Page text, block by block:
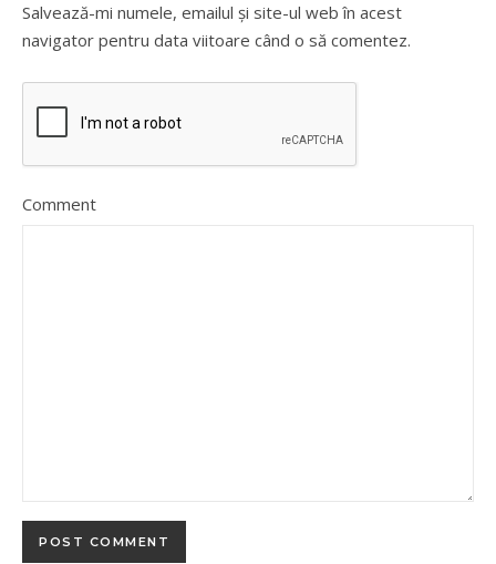
Salvează-mi numele, emailul și site-ul web în acest
navigator pentru data viitoare când o să comentez.
Comment